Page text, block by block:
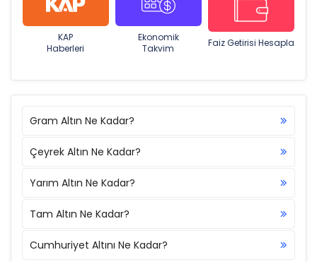
KAP
Haberleri
Ekonomik
Takvim
Faiz Getirisi Hesapla
Gram Altın Ne Kadar?
Çeyrek Altın Ne Kadar?
Yarım Altın Ne Kadar?
Tam Altın Ne Kadar?
Cumhuriyet Altını Ne Kadar?